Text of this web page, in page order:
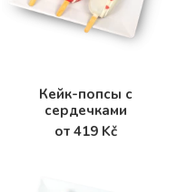
Кейк-попсы с
сердечками
от 419 Kč